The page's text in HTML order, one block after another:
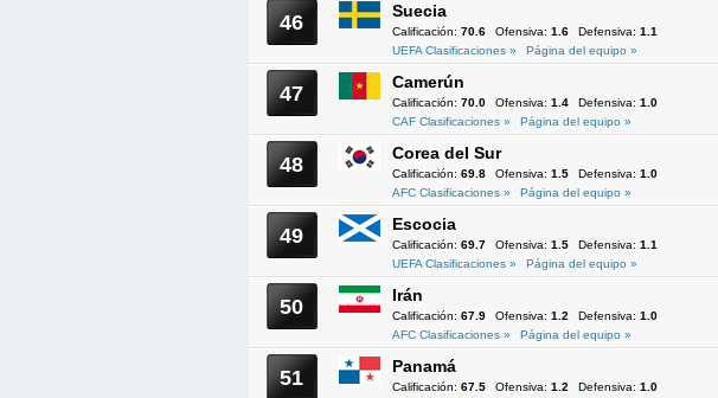
46 Suecia
Calificación: 70.6 Ofensiva: 1.6 Defensiva: 1.1
UEFA Clasificaciones »
Página del equipo »
47 Camerún
Calificación: 70.0 Ofensiva: 1.4 Defensiva: 1.0
CAF Clasificaciones »
Página del equipo »
48 Corea del Sur
Calificación: 69.8 Ofensiva: 1.5 Defensiva: 1.0
AFC Clasificaciones »
Página del equipo »
49 Escocia
Calificación: 69.7 Ofensiva: 1.5 Defensiva: 1.1
UEFA Clasificaciones »
Página del equipo »
50 Irán
Calificación: 67.9 Ofensiva: 1.2 Defensiva: 1.0
AFC Clasificaciones »
Página del equipo »
51 Panamá
Calificación: 67.5 Ofensiva: 1.2 Defensiva: 1.0